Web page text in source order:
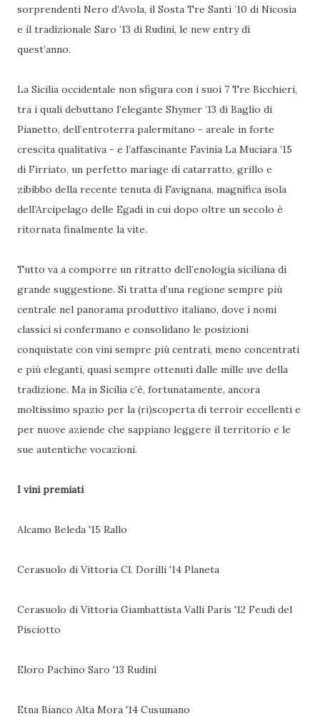
sorprendenti Nero d’Avola, il Sosta Tre Santi ’10 di Nicosia
e il tradizionale Saro ’13 di Rudinì, le new entry di
quest’anno.
La Sicilia occidentale non sfigura con i suoi 7 Tre Bicchieri,
tra i quali debuttano l’elegante Shymer ’13 di Baglio di
Pianetto, dell’entroterra palermitano - areale in forte
crescita qualitativa - e l’affascinante Favinia La Muciara ’15
di Firriato, un perfetto mariage di catarratto, grillo e
zibibbo della recente tenuta di Favignana, magnifica isola
dell’Arcipelago delle Egadi in cui dopo oltre un secolo è
ritornata finalmente la vite.
Tutto va a comporre un ritratto dell’enologia siciliana di
grande suggestione. Si tratta d’una regione sempre più
centrale nel panorama produttivo italiano, dove i nomi
classici si confermano e consolidano le posizioni
conquistate con vini sempre più centrati, meno concentrati
e più eleganti, quasi sempre ottenuti dalle mille uve della
tradizione. Ma in Sicilia c’è, fortunatamente, ancora
moltissimo spazio per la (ri)scoperta di terroir eccellenti e
per nuove aziende che sappiano leggere il territorio e le
sue autentiche vocazioni.
I vini premiati
Alcamo Beleda '15 Rallo
Cerasuolo di Vittoria Cl. Dorilli '14 Planeta
Cerasuolo di Vittoria Giambattista Valli Paris '12 Feudi del
Pisciotto
Eloro Pachino Saro '13 Rudinì
Etna Bianco Alta Mora '14 Cusumano